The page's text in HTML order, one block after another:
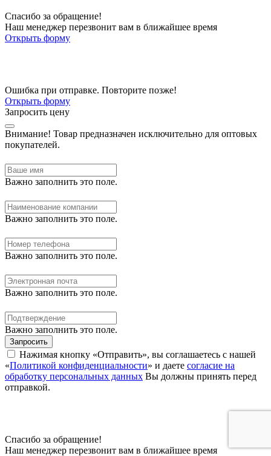
Спасибо за обращение!
Наш менеджер перезвонит вам в ближайшее время
Открыть форму
Ошибка при отправке. Повторите позже!
Открыть форму
Запросить цену
Внимание! Товар предназначен исключительно для оптовых
покупателей.
Важно заполнить это поле.
Важно заполнить это поле.
Важно заполнить это поле.
Важно заполнить это поле.
Важно заполнить это поле.
Запросить
Нажимая кнопку «Отправить», вы соглашаетесь с нашей
«Политикой конфиденциальности» и даете согласие на
обработку персональных данных Вы должны принять перед
отправкой.
Спасибо за обращение!
Наш менеджер перезвонит вам в ближайшее время